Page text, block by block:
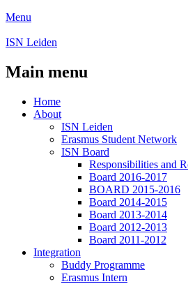
Menu
ISN Leiden
Main menu
Home
About
ISN Leiden
Erasmus Student Network
ISN Board
Responsibilities and
Board 2016-2017
BOARD 2015-2016
Board 2014-2015
Board 2013-2014
Board 2012-2013
Board 2011-2012
Integration
Buddy Programme
Erasmus Intern